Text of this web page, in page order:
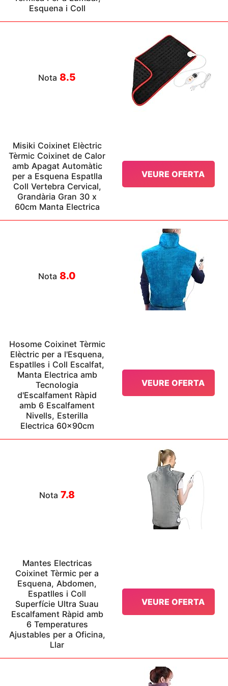
Esquena i Coll
Nota 8.5
Misiki Coixinet Elèctric
Tèrmic Coixinet de Calor
amb Apagat Automàtic
per a Esquena Espatlla
Coll Vertebra Cervical,
Grandària Gran 30 x
60cm Manta Electrica
VEURE OFERTA
Nota 8.0
Hosome Coixinet Tèrmic
Elèctric per a l'Esquena,
Espatlles i Coll Escalfat,
Manta Electrica amb
Tecnologia
d'Escalfament Ràpid
amb 6 Escalfament
Nivells, Esterilla
Electrica 60x90cm
VEURE OFERTA
Nota 7.8
Mantes Electricas
Coixinet Tèrmic per a
Esquena, Abdomen,
Espatlles i Coll
Superfície Ultra Suau
Escalfament Ràpid amb
6 Temperatures
Ajustables per a Oficina,
Llar
VEURE OFERTA